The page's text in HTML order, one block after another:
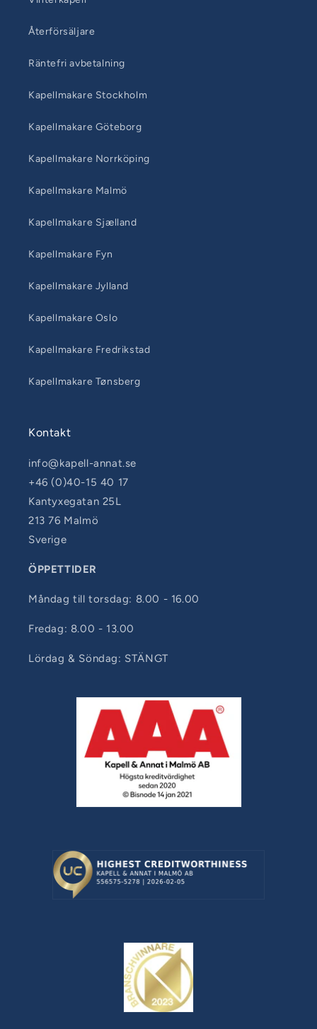
Återförsäljare
Räntefri avbetalning
Kapellmakare Stockholm
Kapellmakare Göteborg
Kapellmakare Norrköping
Kapellmakare Malmö
Kapellmakare Sjælland
Kapellmakare Fyn
Kapellmakare Jylland
Kapellmakare Oslo
Kapellmakare Fredrikstad
Kapellmakare Tønsberg
Kontakt
info@kapell-annat.se
+46 (0)40-15 40 17
Kantyxegatan 25L
213 76 Malmö
Sverige
ÖPPETTIDER
Måndag till torsdag: 8.00 - 16.00
Fredag: 8.00 - 13.00
Lördag & Söndag: STÄNGT